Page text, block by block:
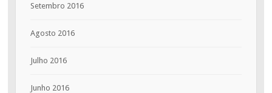
Setembro 2016
Agosto 2016
Julho 2016
Junho 2016